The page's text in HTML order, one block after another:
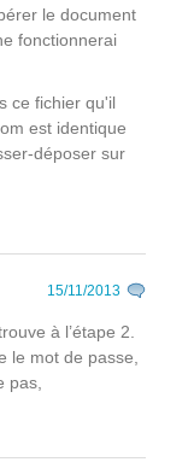
le document
fonctionnerai
ce fichier qu'il
est identique
déposer sur
15/11/2013
à l’étape 2.
le mot de passe,
pas,